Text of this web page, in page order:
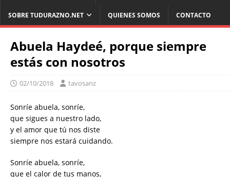
SOBRE TUDURAZNO.NET QUIENES SOMOS CONTACTO
Abuela Haydeé, porque siempre
estás con nosotros
02/10/2018 tavosanz
Sonríe abuela, sonríe,
que sigues a nuestro lado,
y el amor que tú nos diste
siempre nos estará cuidando.
Sonríe abuela, sonríe,
que el calor de tus manos,